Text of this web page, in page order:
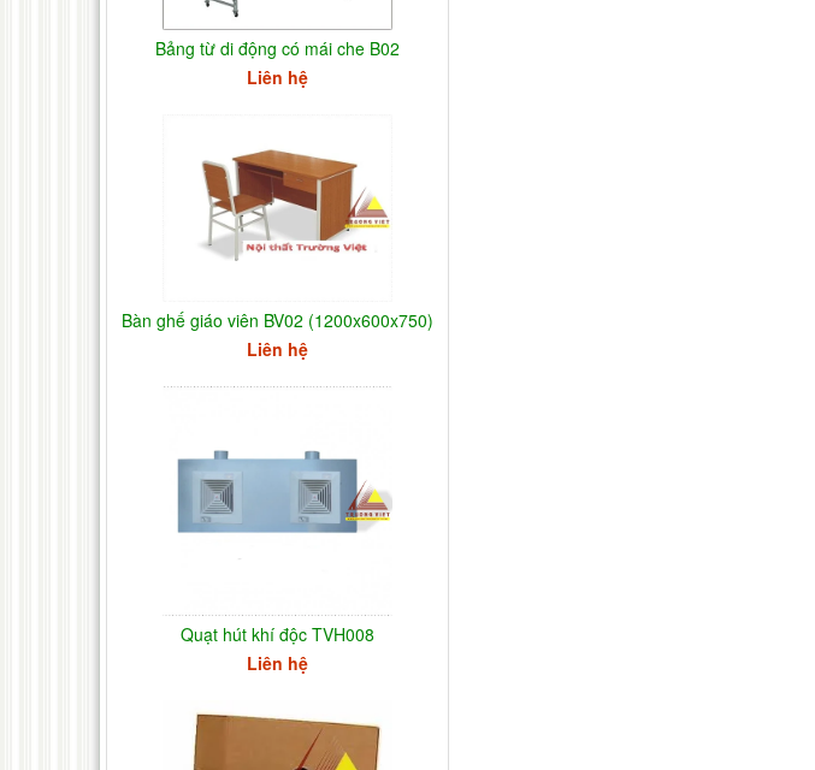
Bảng từ di động có mái che B02
Liên hệ
Bàn ghế giáo viên BV02 (1200x600x750)
Liên hệ
Quạt hút khí độc TVH008
Liên hệ